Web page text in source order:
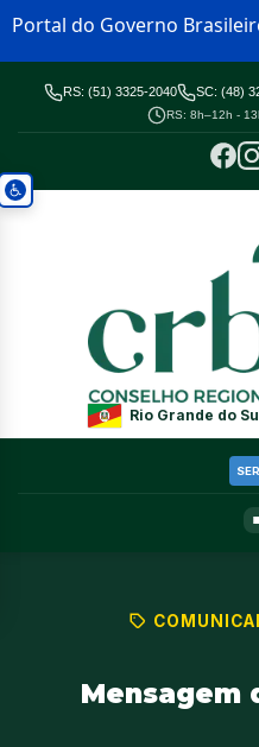
Portal do Governo
RS: (51) 3325-2040 SC: (48)
RS: 8h–12h -
Rio Grande do
Mensagem